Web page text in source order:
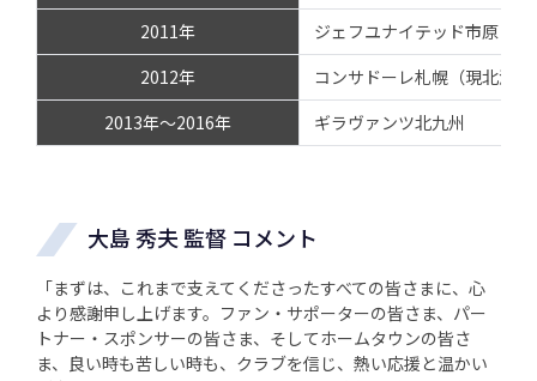
2011年
ジェフユナイテッド市原・千
2012年
コンサドーレ札幌（現北海
2013年～2016年
ギラヴァンツ北九州
大島 秀夫 監督 コメント
「まずは、これまで支えてくださったすべての皆さまに、心
より感謝申し上げます。ファン・サポーターの皆さま、パー
トナー・スポンサーの皆さま、そしてホームタウンの皆さ
ま、良い時も苦しい時も、クラブを信じ、熱い応援と温かい